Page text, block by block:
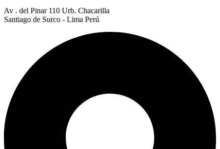
Av . del Pinar 110 Urb. Chacarilla
Santiago de Surco - Lima Perú